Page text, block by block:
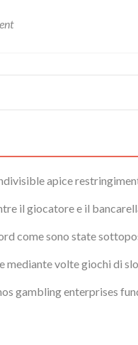
apice
il giocatore e il
come sono state
mediante volte giochi di
gambling enterprises